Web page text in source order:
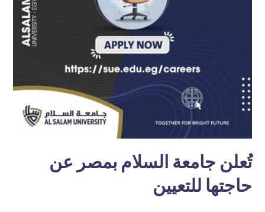
تُعلن جامعة السلام بمصر عن
حاجتها للتعيين